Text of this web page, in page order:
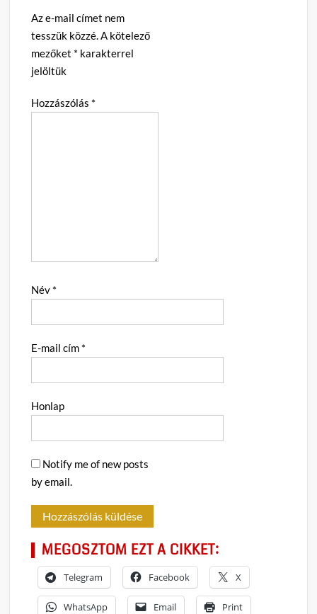
Az e-mail címet nem
tesszük közzé.A kötelező
mezőket * karakterrel
jelöltük
Hozzászólás *
Név *
E-mail cím *
Honlap
Notify me of new posts
by email.
MEGOSZTOM EZT A CIKKET:
Telegram Facebook X
WhatsApp Email Print